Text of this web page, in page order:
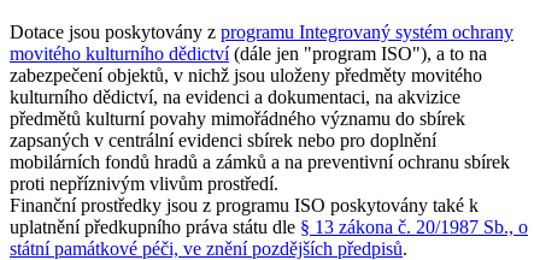
Dotace jsou poskytovány z programu Integrovaný systém ochrany
movitého kulturního dědictví(dále jen "program ISO"), a to na
zabezpečení objektů, v nichž jsou uloženy předměty movitého
kulturního dědictví, na evidenci a dokumentaci, na akvizice
předmětů kulturní povahy mimořádného významu do sbírek
zapsaných v centrální evidenci sbírek nebo pro doplnění
mobilárních fondů hradů a zámků a na preventivní ochranu sbírek
proti nepříznivým vlivům prostředí.
Finanční prostředky jsou z programu ISO poskytovány také k
uplatnění předkupního práva státu dle § 13 zákona č. 20/1987 Sb., o
státní památkové péči, ve znění pozdějších předpisů.